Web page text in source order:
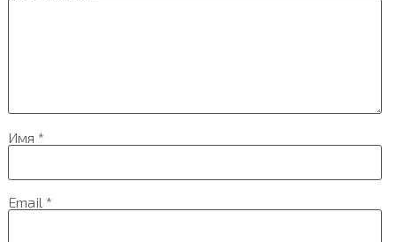
Имя *
Email *